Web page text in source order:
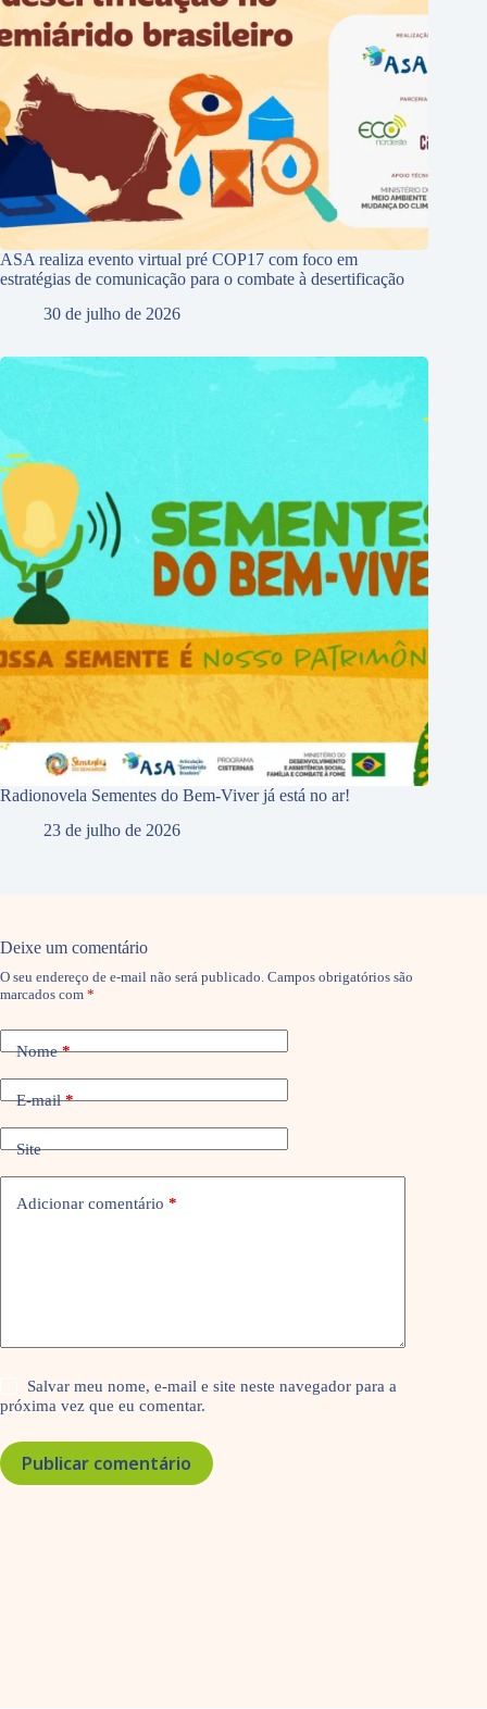
ASA realiza evento virtual pré COP17 com foco em
estratégias de comunicação para o combate à desertificação
30 de julho de 2026
Radionovela Sementes do Bem-Viver já está no ar!
23 de julho de 2026
Deixe um comentário
O seu endereço de e-mail não será publicado. Campos obrigatórios são
marcados com *
Nome*
E-mail*
Site
Adicionar comentário *
Salvar meu nome, e-mail e site neste navegador para a
próxima vez que eu comentar.
Publicar comentário